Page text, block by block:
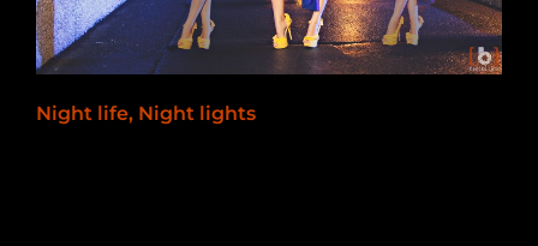
Night life, Night lights